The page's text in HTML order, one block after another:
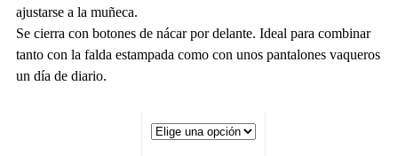
ajustarse a la muñeca.
Se cierra con botones de nácar por delante. Ideal para combinar
tanto con la falda estampada como con unos pantalones vaqueros
un día de diario.